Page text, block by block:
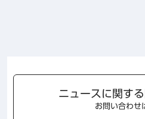
ニュースに関す
お問い合わせ